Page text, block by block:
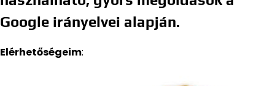
Google irányelvei alapján.
Elérhetőségeim: